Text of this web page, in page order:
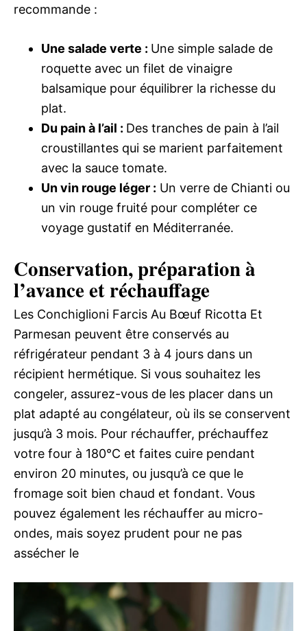
recommande :
Une salade verte : Une simple salade de
roquette avec un filet de vinaigre
balsamique pour équilibrer la richesse du
plat.
Du pain à l’ail : Des tranches de pain à l’ail
croustillantes qui se marient parfaitement
avec la sauce tomate.
Un vin rouge léger : Un verre de Chianti ou
un vin rouge fruité pour compléter ce
voyage gustatif en Méditerranée.
Conservation, préparation à
l’avance et réchauffage
Les Conchiglioni Farcis Au Bœuf Ricotta Et
Parmesan peuvent être conservés au
réfrigérateur pendant 3 à 4 jours dans un
récipient hermétique. Si vous souhaitez les
congeler, assurez-vous de les placer dans un
plat adapté au congélateur, où ils se conservent
jusqu’à 3 mois. Pour réchauffer, préchauffez
votre four à 180°C et faites cuire pendant
environ 20 minutes, ou jusqu’à ce que le
fromage soit bien chaud et fondant. Vous
pouvez également les réchauffer au micro-
ondes, mais soyez prudent pour ne pas
assécher le